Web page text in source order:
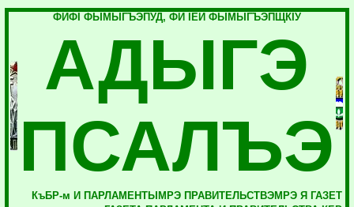
ФИФI ФЫМЫГЪЭПУД, ФИ IЕЙ ФЫМЫГЪЭПЩКIУ
АДЫГЭ
ПСАЛЪЭ
КъБР-м И ПАРЛАМЕНТЫМРЭ ПРАВИТЕЛЬСТВЭМРЭ Я ГАЗЕТ